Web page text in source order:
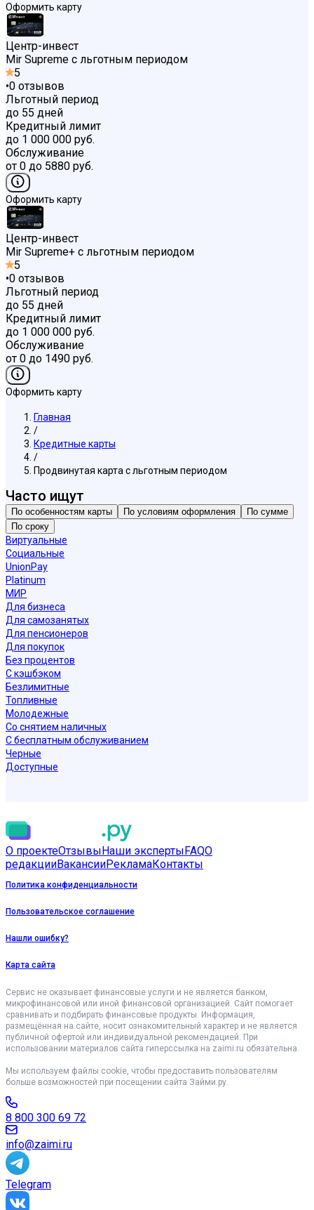
Оформить карту
Центр-инвест
Mir Supreme c льготным периодом
5
•0 отзывов
Льготный период
до 55 дней
Кредитный лимит
до 1 000 000 руб.
Обслуживание
от 0 до 5880 руб.
Оформить карту
Центр-инвест
Mir Supreme+ c льготным периодом
5
•0 отзывов
Льготный период
до 55 дней
Кредитный лимит
до 1 000 000 руб.
Обслуживание
от 0 до 1490 руб.
Оформить карту
Главная
/
Кредитные карты
/
Продвинутая карта с льготным периодом
Часто ищут
По особенностям карты По условиям оформления
По сумме
По сроку
Виртуальные
Социальные
UnionPay
Platinum
МИР
Для бизнеса
Для самозанятых
Для пенсионеров
Для покупок
Без процентов
С кэшбэком
Безлимитные
Топливные
Молодежные
Со снятием наличных
С бесплатным обслуживанием
Черные
Доступные
О проектеОтзывыНаши экспертыFAQО
редакцииВакансииРекламаКонтакты
Политика конфиденциальности
Пользовательское соглашение
Нашли ошибку?
Карта сайта
Сервис не оказывает финансовые услуги и не является банком,
микрофинансовой или иной финансовой организацией. Сайт помогает
сравнивать и подбирать финансовые продукты. Информация,
размещённая на сайте, носит ознакомительный характер и не является
публичной офертой или индивидуальной рекомендацией. При
использовании материалов сайта гиперссылка на zaimi.ru обязательна.
Мы используем файлы cookie, чтобы предоставить пользователям
больше возможностей при посещении сайта Займи.ру.
8 800 300 69 72
info@zaimi.ru
Telegram